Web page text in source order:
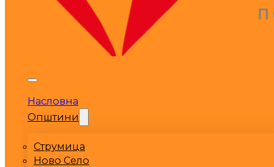
Насловна
Општини
Струмица
Ново Село